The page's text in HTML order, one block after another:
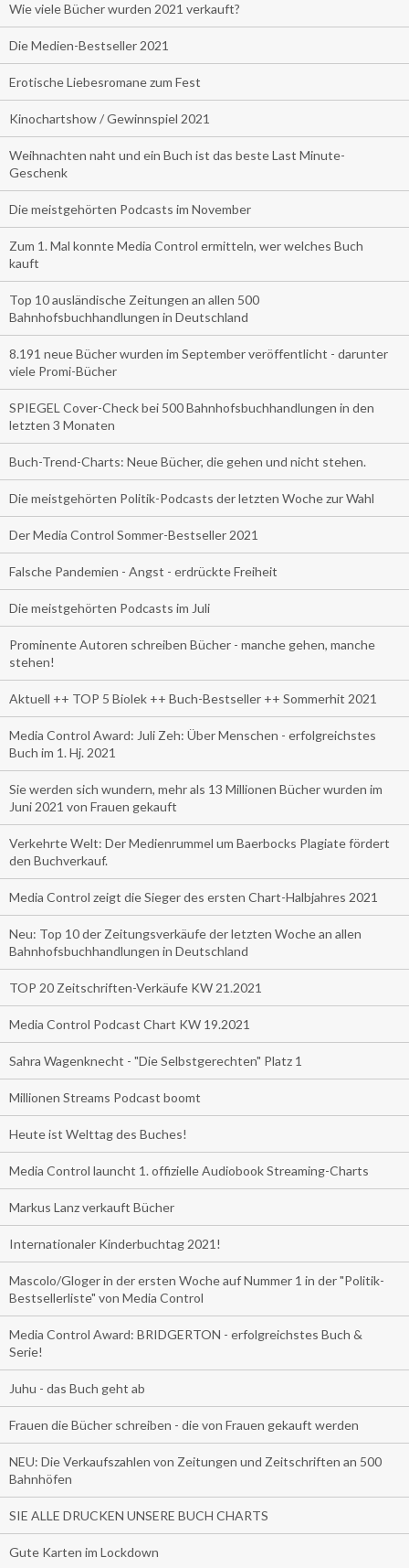
Wie viele Bücher wurden 2021 verkauft?
Die Medien-Bestseller 2021
Erotische Liebesromane zum Fest
Kinochartshow / Gewinnspiel 2021
Weihnachten naht und ein Buch ist das beste Last Minute-
Geschenk
Die meistgehörten Podcasts im November
Zum 1. Mal konnte Media Control ermitteln, wer welches Buch
kauft
Top 10 ausländische Zeitungen an allen 500
Bahnhofsbuchhandlungen in Deutschland
8.191 neue Bücher wurden im September veröffentlicht - darunter
viele Promi-Bücher
SPIEGEL Cover-Check bei 500 Bahnhofsbuchhandlungen in den
letzten 3 Monaten
Buch-Trend-Charts: Neue Bücher, die gehen und nicht stehen.
Die meistgehörten Politik-Podcasts der letzten Woche zur Wahl
Der Media Control Sommer-Bestseller 2021
Falsche Pandemien - Angst - erdrückte Freiheit
Die meistgehörten Podcasts im Juli
Prominente Autoren schreiben Bücher - manche gehen, manche
stehen!
Aktuell ++ TOP 5 Biolek ++ Buch-Bestseller ++ Sommerhit 2021
Media Control Award: Juli Zeh: Über Menschen - erfolgreichstes
Buch im 1. Hj. 2021
Sie werden sich wundern, mehr als 13 Millionen Bücher wurden im
Juni 2021 von Frauen gekauft
Verkehrte Welt: Der Medienrummel um Baerbocks Plagiate fördert
den Buchverkauf.
Media Control zeigt die Sieger des ersten Chart-Halbjahres 2021
Neu: Top 10 der Zeitungsverkäufe der letzten Woche an allen
Bahnhofsbuchhandlungen in Deutschland
TOP 20 Zeitschriften-Verkäufe KW 21.2021
Media Control Podcast Chart KW 19.2021
Sahra Wagenknecht - "Die Selbstgerechten" Platz 1
Millionen Streams Podcast boomt
Heute ist Welttag des Buches!
Media Control launcht 1. offizielle Audiobook Streaming-Charts
Markus Lanz verkauft Bücher
Internationaler Kinderbuchtag 2021!
Mascolo/Gloger in der ersten Woche auf Nummer 1 in der "Politik-
Bestsellerliste" von Media Control
Media Control Award: BRIDGERTON - erfolgreichstes Buch &
Serie!
Juhu - das Buch geht ab
Frauen die Bücher schreiben - die von Frauen gekauft werden
NEU: Die Verkaufszahlen von Zeitungen und Zeitschriften an 500
Bahnhöfen
SIE ALLE DRUCKEN UNSERE BUCH CHARTS
Gute Karten im Lockdown